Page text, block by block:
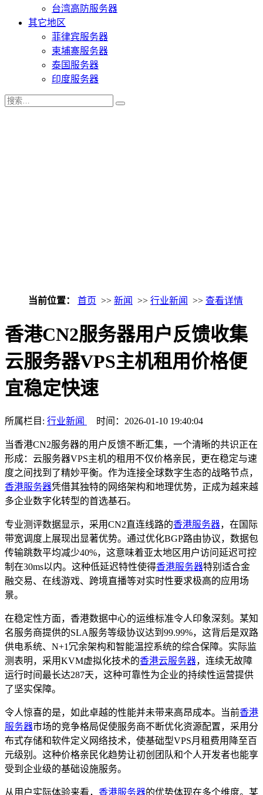
台湾高防服务器
其它地区
菲律宾服务器
柬埔寨服务器
泰国服务器
印度服务器
当前位置： 首页 >> 新闻 >> 行业新闻 >> 查看详情
香港CN2服务器用户反馈收集
云服务器VPS主机租用价格便
宜稳定快速
所属栏目: 行业新闻 时间：2026-01-10 19:40:04
当香港CN2服务器的用户反馈不断汇集，一个清晰的共识正在
形成：云服务器VPS主机的租用不仅价格亲民，更在稳定与速
度之间找到了精妙平衡。作为连接全球数字生态的战略节点，
香港服务器凭借其独特的网络架构和地理优势，正成为越来越
多企业数字化转型的首选基石。
专业测评数据显示，采用CN2直连线路的香港服务器，在国际
带宽调度上展现出显著优势。通过优化BGP路由协议，数据包
传输跳数平均减少40%，这意味着亚太地区用户访问延迟可控
制在30ms以内。这种低延迟特性使得香港服务器特别适合金
融交易、在线游戏、跨境直播等对实时性要求极高的应用场
景。
在稳定性方面，香港数据中心的运维标准令人印象深刻。某知
名服务商提供的SLA服务等级协议达到99.99%，这背后是双路
供电系统、N+1冗余架构和智能温控系统的综合保障。实际监
测表明，采用KVM虚拟化技术的香港云服务器，连续无故障
运行时间最长达287天，这种可靠性为企业的持续性运营提供
了坚实保障。
令人惊喜的是，如此卓越的性能并未带来高昂成本。当前香港
服务器市场的竞争格局促使服务商不断优化资源配置，采用分
布式存储和软件定义网络技术，使基础型VPS月租费用降至百
元级别。这种价格亲民化趋势让初创团队和个人开发者也能享
受到企业级的基础设施服务。
从用户实际体验来看， 香港服务器的优势体现在多个维度。某